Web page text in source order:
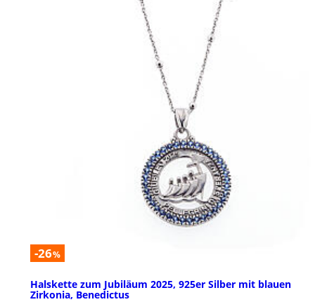
-26%
Halskette zum Jubiläum 2025, 925er Silber mit blauen
Zirkonia, Benedictus